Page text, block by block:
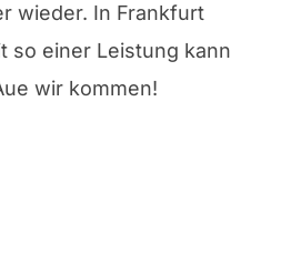
wieder. In Frankfurt
so einer Leistung kann
wir kommen!